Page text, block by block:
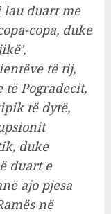
lau duart me
copa, duke
të tij,
Pogradecit,
të dytë,
duke
duart e
ajo pjesa
në